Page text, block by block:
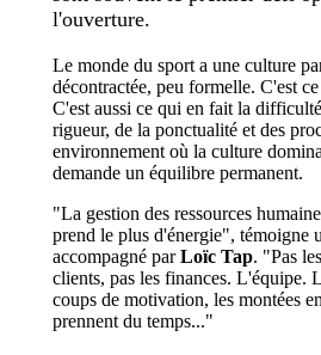
l'ouverture.
Le monde du sport a une culture
décontractée, peu formelle. C'est
C'est aussi ce qui en fait la
rigueur, de la ponctualité et des
environnement où la culture
demande un équilibre permanent.
"La gestion des ressources
prend le plus d'énergie", témoigne
accompagné parLoïc Tap. "Pas
clients, pas les finances. L'équipe.
coups de motivation, les montées
prennent du temps..."